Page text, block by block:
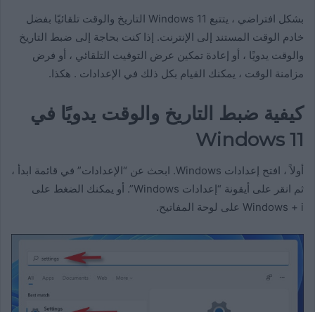
بشكل افتراضي ، يتتبع Windows 11 التاريخ والوقت تلقائيًا بفضل
خادم الوقت المستند إلى الإنترنت. إذا كنت بحاجة إلى ضبط التاريخ
والوقت يدويًا ، أو إعادة تمكين عرض التوقيت التلقائي ، أو فرض
مزامنة الوقت ، يمكنك القيام بكل ذلك في الإعدادات . هكذا.
كيفية ضبط التاريخ والوقت يدويًا في
Windows 11
أولاً ، افتح إعدادات Windows. ابحث عن “الإعدادات” في قائمة ابدأ ،
ثم انقر على أيقونة “إعدادات Windows”. أو يمكنك الضغط على
Windows + i على لوحة المفاتيح.